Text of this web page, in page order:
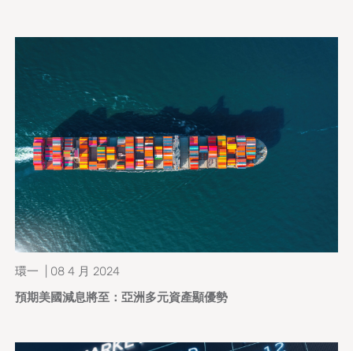
環一 | 08 4 月 2024
預期美國減息將至：亞洲多元資產顯優勢